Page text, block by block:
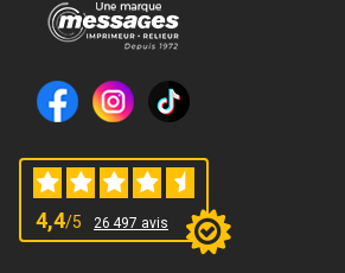
4,4/5 26 497 avis